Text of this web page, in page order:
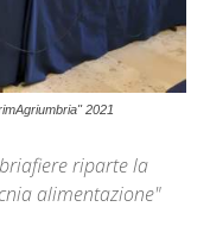
2021
riparte la
alimentazione"